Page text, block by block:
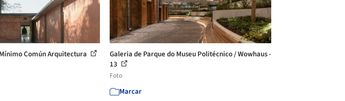
Común Arquitectura
Galeria de Parque do Museu Politécnico / Wowhaus -
13
Foto
Marcar